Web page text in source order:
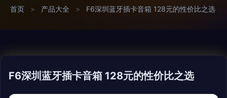
首页 > 产品大全 > F6深圳蓝牙插卡音箱 128元的性价比之选
F6深圳蓝牙插卡音箱 128元的性价比之选